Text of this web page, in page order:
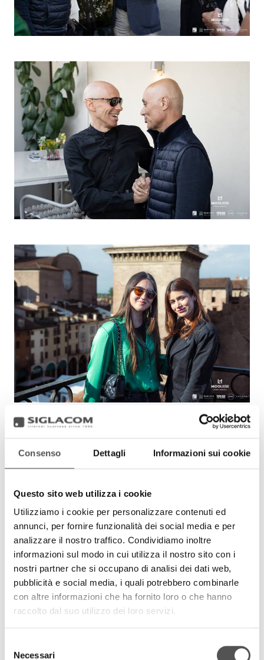
Consenso Dettagli Informazioni sui cookie
Questo sito web utilizza i cookie
Utilizziamo i cookie per personalizzare contenuti ed
annunci, per fornire funzionalità dei social media e per
analizzare il nostro traffico. Condividiamo inoltre
informazioni sul modo in cui utilizza il nostro sito con i
nostri partner che si occupano di analisi dei dati web,
pubblicità e social media, i quali potrebbero combinarle
con altre informazioni che ha fornito loro o che hanno
raccolto dal suo utilizzo dei loro servizi.
delNecessari